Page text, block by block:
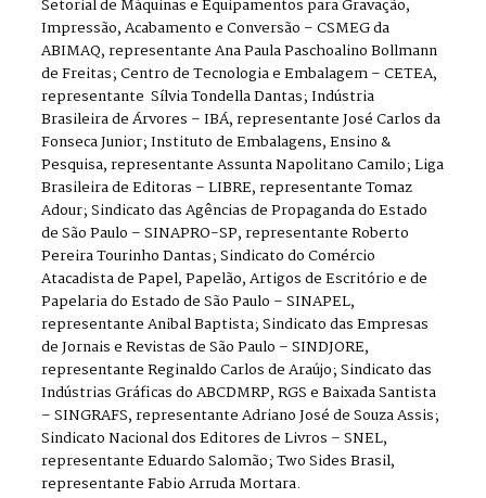
Setorial de Máquinas e Equipamentos para Gravação,
Impressão, Acabamento e Conversão – CSMEG da
ABIMAQ, representante Ana Paula Paschoalino Bollmann
de Freitas; Centro de Tecnologia e Embalagem – CETEA,
representante Sílvia Tondella Dantas; Indústria
Brasileira de Árvores – IBÁ, representante José Carlos da
Fonseca Junior; Instituto de Embalagens, Ensino &
Pesquisa, representante Assunta Napolitano Camilo; Liga
Brasileira de Editoras – LIBRE, representante Tomaz
Adour; Sindicato das Agências de Propaganda do Estado
de São Paulo – SINAPRO-SP, representante Roberto
Pereira Tourinho Dantas; Sindicato do Comércio
Atacadista de Papel, Papelão, Artigos de Escritório e de
Papelaria do Estado de São Paulo – SINAPEL,
representante Anibal Baptista; Sindicato das Empresas
de Jornais e Revistas de São Paulo – SINDJORE,
representante Reginaldo Carlos de Araújo; Sindicato das
Indústrias Gráficas do ABCDMRP, RGS e Baixada Santista
– SINGRAFS, representante Adriano José de Souza Assis;
Sindicato Nacional dos Editores de Livros – SNEL,
representante Eduardo Salomão; Two Sides Brasil,
representante Fabio Arruda Mortara.